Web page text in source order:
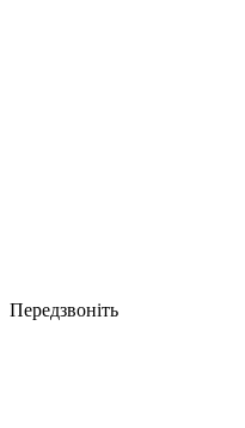
Передзвоніть